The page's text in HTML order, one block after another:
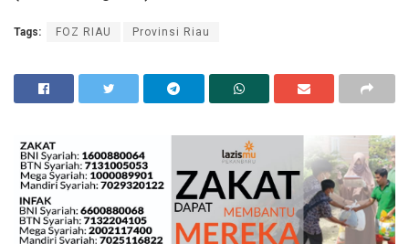
Tags: FOZ RIAU Provinsi Riau